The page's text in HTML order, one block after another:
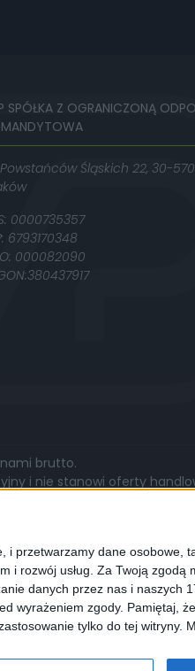
przetwarzamy dane osobowe,
i rozwój usług. Za Twoją zgodą
danych przez nas i naszych
wyrażeniem zgody. Pamiętaj,
tylko do tej witryny.
SPÓŁKA Z OGRANICZONĄ
Śląskich 22, 30-570
0000735357
6793170348
000082090
brutto.
i nie stanowi oferty
przez nas plików
można zmienić